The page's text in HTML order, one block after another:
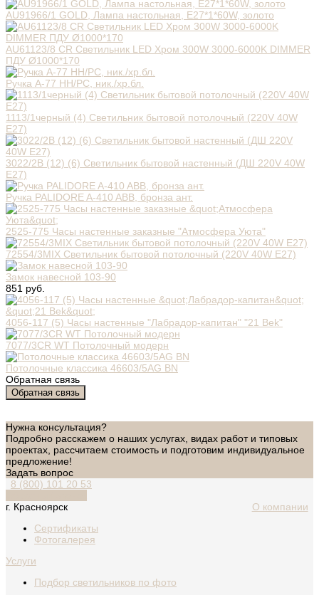
AU91966/1 GOLD, Лампа настольная, Е27*1*60W, золото
AU61123/8 CR Светильник LED Хром 300W 3000-6000K DIMMER
ПДУ Ø1000*170
Ручка A-77 HH/PC, ник./хр.бл.
1113/1черный (4) Светильник бытовой потолочный (220V 40W
E27)
3022/2В (12) (6) Светильник бытовой настенный (ДШ 220V 40W
E27)
Ручка PALIDORE A-410 ABB, бронза ант.
2525-775 Часы настенные заказные "Атмосфера Уюта"
72554/3MIX Светильник бытовой потолочный (220V 40W E27)
Замок навесной 103-90
851 руб.
4056-117 (5) Часы настенные "Лабрадор-капитан" "21 Bek"
7077/3CR WT Потолочный модерн
Потолочные классика 46603/5AG BN
Обратная связь
Обратная связь
Нужна консультация?
Подробно расскажем о наших услугах, видах работ и типовых
проектах, рассчитаем стоимость и подготовим индивидуальное
предложение!
Задать вопрос
8 (800) 101 20 53
г. Красноярск
О компании
Сертификаты
Фотогалерея
Услуги
Подбор светильников по фото